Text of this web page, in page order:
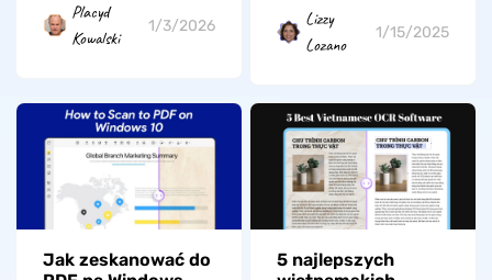
Placyd
Kowalski
1/3/2026
WIEDZIEĆ
Lizzy
Lozano
1/15/2025
Jak zeskanować do
5 najlepszych